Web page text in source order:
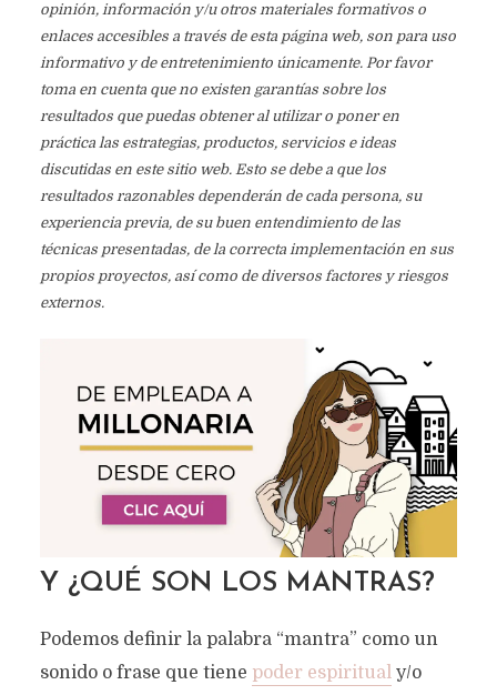
opinión, información y/u otros materiales formativos o
enlaces accesibles a través de esta página web, son para uso
informativo y de entretenimiento únicamente. Por favor
toma en cuenta que no existen garantías sobre los
resultados que puedas obtener al utilizar o poner en
práctica las estrategias, productos, servicios e ideas
discutidas en este sitio web. Esto se debe a que los
resultados razonables dependerán de cada persona, su
experiencia previa, de su buen entendimiento de las
técnicas presentadas, de la correcta implementación en sus
propios proyectos, así como de diversos factores y riesgos
externos.
Y ¿QUÉ SON LOS MANTRAS?
Podemos definir la palabra “mantra” como un
sonido o frase que tiene poder espiritualy/o